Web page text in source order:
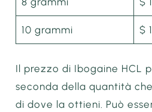
10 grammi $
Il prezzo di Ibogaine HCL
seconda della quantità
di dove la ottieni. Può